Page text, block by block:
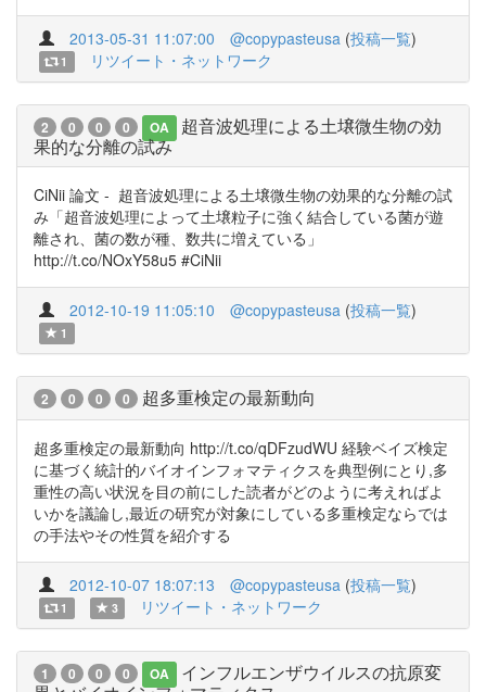
2013-05-31 11:07:00 @copypasteusa (投稿一覧)
1 リツイート・ネットワーク
2 0 0 0 OA
超音波処理による土壌微生物の効
果的な分離の試み
CiNii 論文 - 超音波処理による土壌微生物の効果的な分離の試
み「超音波処理によって土壌粒子に強く結合している菌が遊
離され、菌の数が種、数共に増えている」
http://t.co/NOxY58u5 #CiNii
2012-10-19 11:05:10 @copypasteusa (投稿一覧)
1
2 0 0 0 超多重検定の最新動向
超多重検定の最新動向 http://t.co/qDFzudWU 経験ベイズ検定
に基づく統計的バイオインフォマティクスを典型例にとり,多
重性の高い状況を目の前にした読者がどのように考えればよ
いかを議論し,最近の研究が対象にしている多重検定ならでは
の手法やその性質を紹介する
2012-10-07 18:07:13 @copypasteusa (投稿一覧)
1 3 リツイート・ネットワーク
1 0 0 0 OA
インフルエンザウイルスの抗原変